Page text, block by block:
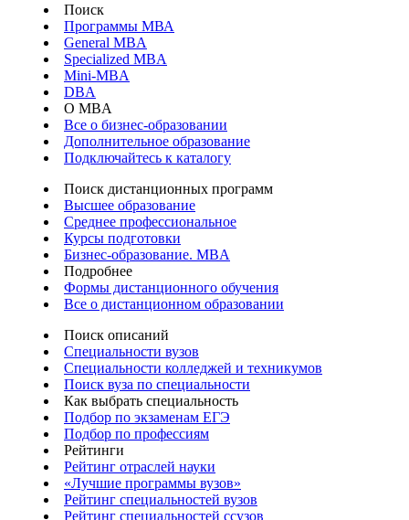
Поиск
Программы МВА
General MBA
Specialized MBA
Mini-MBA
DBA
О MBA
Все о бизнес-образовании
Дополнительное образование
Подключайтесь к каталогу
Поиск дистанционных программ
Высшее образование
Среднее профессиональное
Курсы подготовки
Бизнес-образование. MBA
Подробнее
Формы дистанционного обучения
Все о дистанционном образовании
Поиск описаний
Специальности вузов
Специальности колледжей и техникумов
Поиск вуза по специальности
Как выбрать специальность
Подбор по экзаменам ЕГЭ
Подбор по профессиям
Рейтинги
Рейтинг отраслей науки
«Лучшие программы вузов»
Рейтинг специальностей вузов
Рейтинг специальностей ссузов